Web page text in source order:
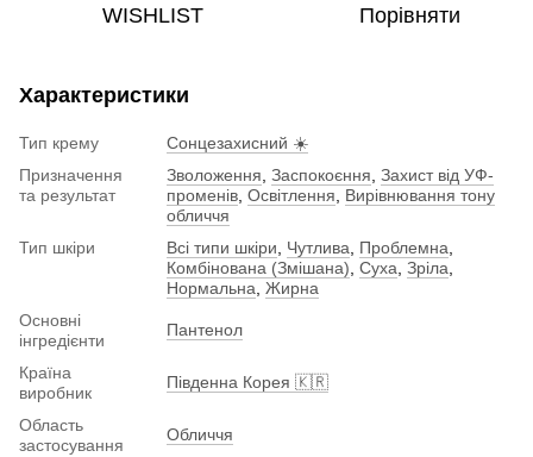
WISHLIST Порівняти
Характеристики
Тип крему
Сонцезахисний ☀️
Призначення
та результат
Зволоження Заспокоєння Захист від УФ-
променів Освітлення
Вирівнювання тону
обличчя
Тип шкіри
Всі типи шкіри Чутлива Проблемна
Комбінована (Змішана) Суха Зріла
Нормальна Жирна
Основні
інгредієнти
Пантенол
Країна
виробник
Південна Корея 🇰🇷
Область
застосування
Обличчя